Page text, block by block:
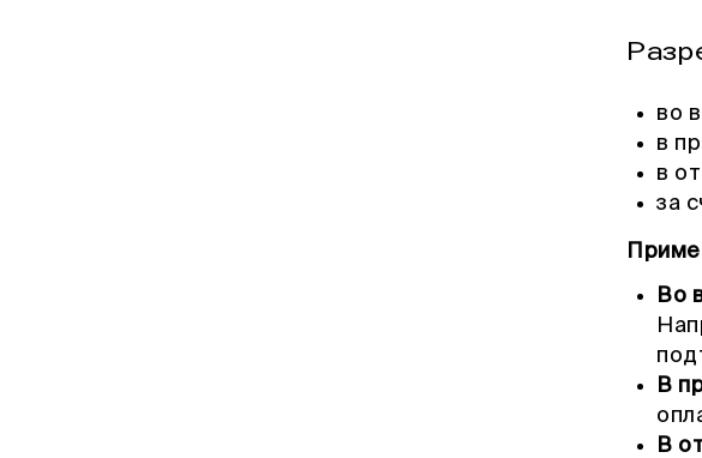
во
в
в
за
Во
В
В